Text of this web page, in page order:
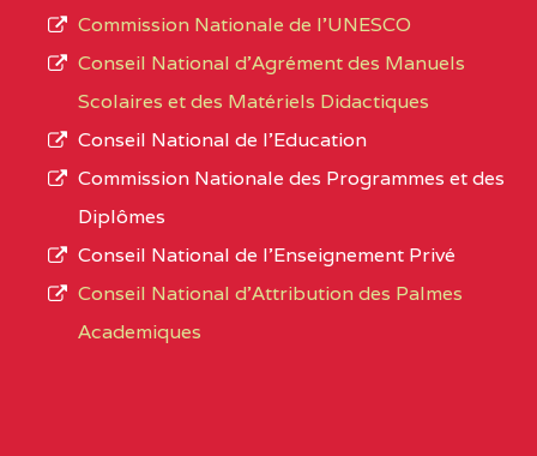
Commission Nationale de l’UNESCO
Conseil National d’Agrément des Manuels
Scolaires et des Matériels Didactiques
Conseil National de l’Education
Commission Nationale des Programmes et des
Diplômes
Conseil National de l’Enseignement Privé
Conseil National d'Attribution des Palmes
Academiques